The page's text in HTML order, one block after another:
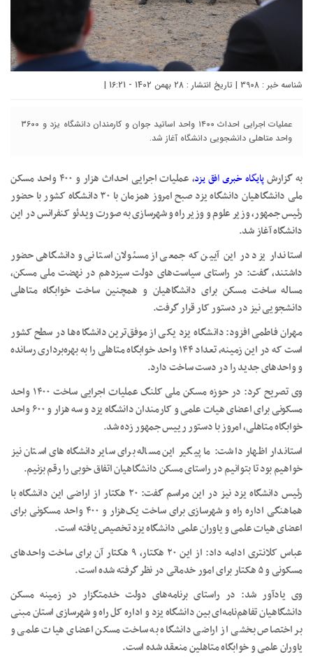
شناسه خبر : 3908 | تاریخ انتشار : 28 بهمن 1402 - 16:21 |
عملیات اجرایی احداث ۱۴۰۰ واحد اساتید جوان و کارمندان دانشگاه یزد و ۳۶۰۰
واحد متاهلی دانشجویی دانشگاه آغاز شد.
به گزارشپایگاه خبری افق یزد
، عملیات اجرایی احداث هزار و ۴۰۰ واحد مسکن
ملی دانشگاهیان دانشگاه یزد صبح امروز همزمان با ۳۰ دانشگاه کشور با حضور
رئیس جمهور، وزیر علوم و وزیر راه و شهرسازی به صورت ویدئو کنفرانس در این
دانشگاه آغاز شد.
استاندار یزد در این آیین که جمعی از مسئولان استانی و دانشگاهی حضور
داشتند، گفت: در راستای سیاست‌های دولت سیزدهم در نهضت ملی مسکن،
مساله ساخت مسکن برای دانشگاهیان و همچنین ساخت خوابگاه متاهلی
دانشجویی نیز در دستور کار قرار گرفت.
مهران فاطمی افزود:‌ دانشگاه یزد یکی از موفق‌ترین دانشگاه‌ها در سطح کشور
است که در این زمینه، تعداد ۱۴۴ واحد خوابگاه متاهلی را به بهره‌برداری رسانده
و واحدهای جدید را در دست ساخت دارد.
وی تصریح کرد: در حوزه مسکن ملی کلنگ عملیات اجرایی ساخت ۱۴۰۰ واحد
مسکونی برای اعضای هیات علمی و کارمندان دانشگاه یزد و سه هزار و ۶۰۰ واحد
خوابگاه متاهلی، امروز با دستور رییس جمهور زده شد.
استاندار اظهار داشت: ما پیگیر این مساله برای سایر دانشگاه‌های استان نیز
خواهیم بود تا بتوانیم در راستای مسکن دانشگاهیان اتفاق خوبی را رقم بزنیم.
رئیس دانشگاه یزد نیز در این مراسم گفت: ۲۰ هکتار از اراضی این دانشگاه با
هماهنگی اداره راه و شهرسازی برای ساخت یک‌هزار و ۴۰۰ واحد مسکونی برای
اعضای هیات علمی و یاوران علمی دانشگاه یزد تخصیص یافته است.
عباس کلانتری ادامه داد: از این ۲۰ هکتار، ۹ هکتار آن برای ساخت واحدهای
مسکونی و ۵ هکتار برای امور خدماتی در نظر گرفته شده است.
وی یادآور شد: در راستای برنامه‌های دولت خدمتگزار در زمینه مسکن
دانشگاهیان تفاهم‌نامه‌ای بین دانشگاه یزد و اداره کل راه و شهرسازی استان مبنی
بر اختصاص بخشی از اراضی دانشگاه به ساخت مسکن اعضای هیات علمی و
یاوران علمی و خوابگاه متاهلین منعقد شده است.